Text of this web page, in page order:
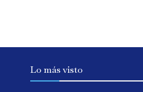
Lo más visto